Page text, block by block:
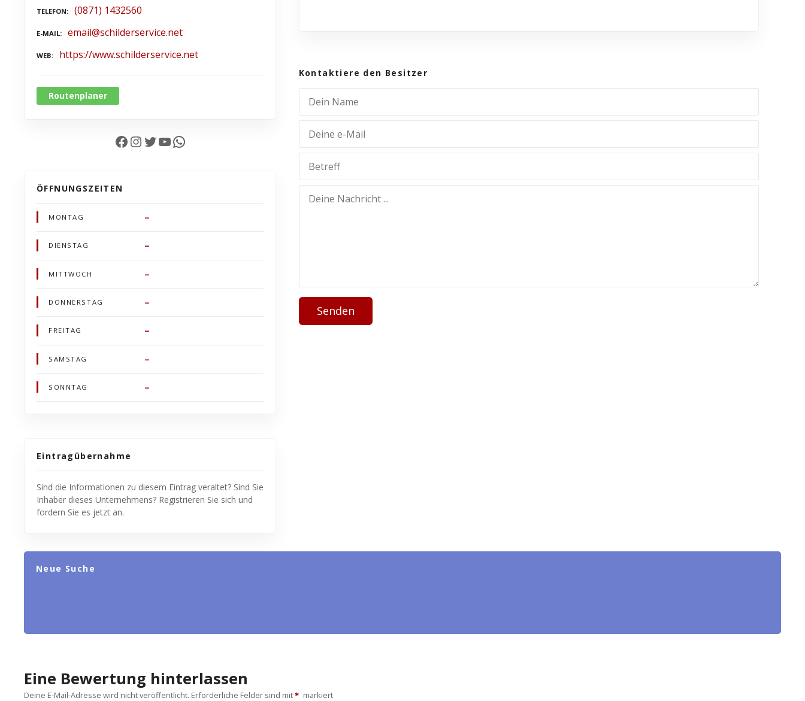
TELEFON (0871) 1432560
E-MAIL email@schilderservice.net
WEB https://www.schilderservice.net
Routenplaner
Facebook InstagramTwitter YouTube WhatsApp
ÖFFNUNGSZEITEN
MONTAG –
DIENSTAG –
MITTWOCH –
DONNERSTAG –
FREITAG –
SAMSTAG –
SONNTAG –
Eintragübernahme
Sind die Informationen zu diesem Eintrag veraltet? Sind Sie
Inhaber dieses Unternehmens? Registrieren Sie sich und
fordern Sie es jetzt an.
Kontaktiere den Besitzer
Senden
Neue Suche
Eine Bewertung hinterlassen
Deine E-Mail-Adresse wird nicht veröffentlicht. Erforderliche Felder sind mit markiert